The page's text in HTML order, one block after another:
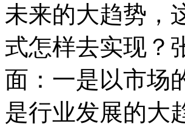
未来的大趋势，
式怎样去实现？
面：一是以市场
是行业发展的大